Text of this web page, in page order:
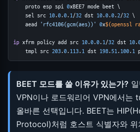
    proto esp spi
0xBEE7 mode beet \
    sel src
10.0.0. 1/32 dst 10.0.0.2/32 \
    aead
'rfc4106(gcm(aes))' 0x$(openssl
ip xfrm policy add src 10.0.0. 1/32 dst 10.
    tmpl src
203.0. 113. 1 dst 198.51. 100. 1
BEET 모드를 쓸 이유가 있는가?
VPN이나 로드워리어 VPN에서는
올바른 선택입니다. BEET는
Protocol)처럼 호스트 식별자와